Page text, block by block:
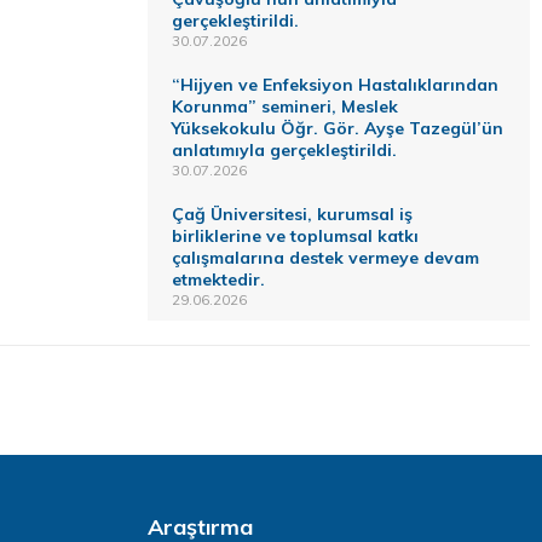
gerçekleştirildi.
30.07.2026
“Hijyen ve Enfeksiyon Hastalıklarından
Korunma” semineri, Meslek
Yüksekokulu Öğr. Gör. Ayşe Tazegül’ün
anlatımıyla gerçekleştirildi.
30.07.2026
Çağ Üniversitesi, kurumsal iş
birliklerine ve toplumsal katkı
çalışmalarına destek vermeye devam
etmektedir.
29.06.2026
Araştırma